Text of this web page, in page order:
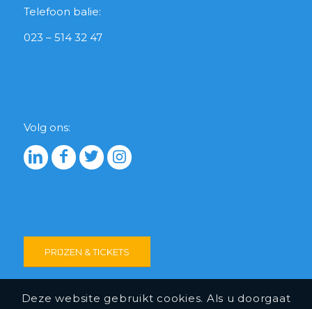
Telefoon balie:
023 – 514 32 47
Volg ons:
PRIJZEN & TICKETS
Deze website gebruikt cookies. Als u doorgaat